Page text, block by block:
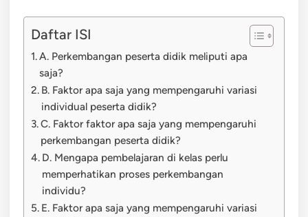
Daftar ISI
A. Perkembangan peserta didik meliputi apa
saja?
B. Faktor apa saja yang mempengaruhi variasi
individual peserta didik?
C. Faktor faktor apa saja yang mempengaruhi
perkembangan peserta didik?
D. Mengapa pembelajaran di kelas perlu
memperhatikan proses perkembangan
individu?
E. Faktor apa saja yang mempengaruhi variasi